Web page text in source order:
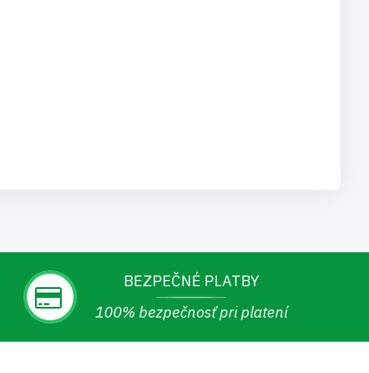
BEZPEČNÉ PLATBY
100% bezpečnosť pri platení